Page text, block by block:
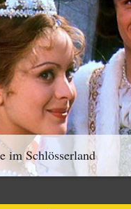
im Schlösserland